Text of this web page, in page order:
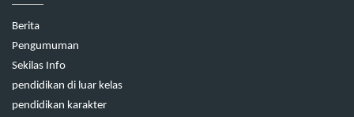
Berita
Pengumuman
Sekilas Info
pendidikan di luar kelas
pendidikan karakter